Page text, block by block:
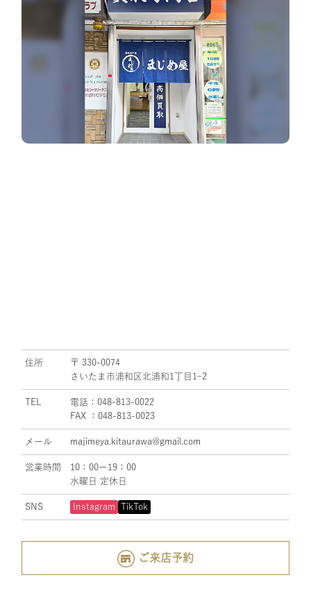
住所
〒 330-0074
さいたま市浦和区北浦和1丁目1ｰ2
TEL
電話：048-813-0022
FAX ：048-813-0023
メール majimeya.kitaurawa@gmail.com
営業時間
10：00ー19：00
水曜日 定休日
SNS Instagram TikTok
ご来店予約